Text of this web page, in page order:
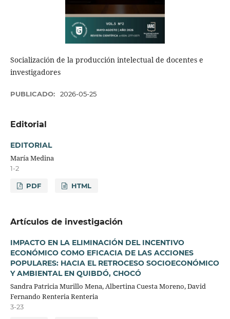
Socialización de la producción intelectual de docentes e
investigadores
PUBLICADO: 2026-05-25
Editorial
EDITORIAL
María Medina
1-2
PDF HTML
Artículos de investigación
IMPACTO EN LA ELIMINACIÓN DEL INCENTIVO
ECONÓMICO COMO EFICACIA DE LAS ACCIONES
POPULARES: HACIA EL RETROCESO SOCIOECONÓMICO
Y AMBIENTAL EN QUIBDÓ, CHOCÓ
Sandra Patricia Murillo Mena, Albertina Cuesta Moreno, David
Fernando Renteria Renteria
3-23